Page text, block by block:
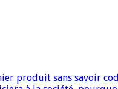
produit sans savoir